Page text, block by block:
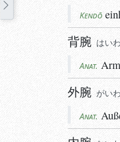
Kendō
背腕 はい
Anat.
外腕 がい
Anat.